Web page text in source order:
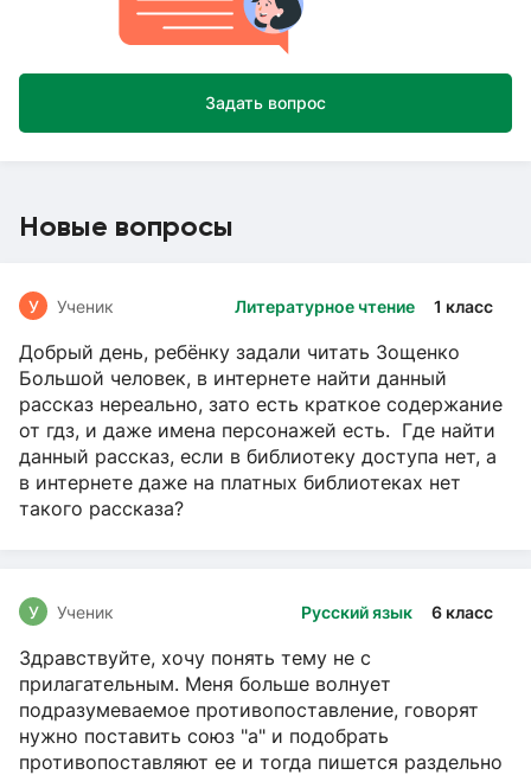
Задать вопрос
Новые вопросы
Литературное чтение 1 класс
У Ученик
Добрый день, ребёнку задали читать Зощенко
Большой человек, в интернете найти данный
рассказ нереально, зато есть краткое содержание
от гдз, и даже имена персонажей есть. Где найти
данный рассказ, если в библиотеку доступа нет, а
в интернете даже на платных библиотеках нет
такого рассказа?
Русский язык 6 класс
У Ученик
Здравствуйте, хочу понять тему не с
прилагательным. Меня больше волнует
подразумеваемое противопоставление, говорят
нужно поставить союз "а" и подобрать
противопоставляют ее и тогда пишется раздельно